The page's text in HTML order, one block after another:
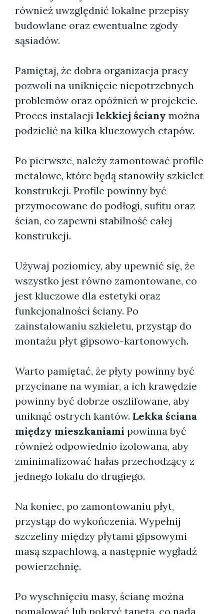
również uwzględnić lokalne przepisy
budowlane oraz ewentualne zgody
sąsiadów.
Pamiętaj, że dobra organizacja pracy
pozwoli na uniknięcie niepotrzebnych
problemów oraz opóźnień w projekcie.
Proces instalacji lekkiej ściany można
podzielić na kilka kluczowych etapów.
Po pierwsze, należy zamontować profile
metalowe, które będą stanowiły szkielet
konstrukcji. Profile powinny być
przymocowane do podłogi, sufitu oraz
ścian, co zapewni stabilność całej
konstrukcji.
Używaj poziomicy, aby upewnić się, że
wszystko jest równo zamontowane, co
jest kluczowe dla estetyki oraz
funkcjonalności ściany. Po
zainstalowaniu szkieletu, przystąp do
montażu płyt gipsowo-kartonowych.
Warto pamiętać, że płyty powinny być
przycinane na wymiar, a ich krawędzie
powinny być dobrze oszlifowane, aby
uniknąć ostrych kantów. Lekka ściana
między mieszkaniami powinna być
również odpowiednio izolowana, aby
zminimalizować hałas przechodzący z
jednego lokalu do drugiego.
Na koniec, po zamontowaniu płyt,
przystąp do wykończenia. Wypełnij
szczeliny między płytami gipsowymi
masą szpachlową, a następnie wygładź
powierzchnię.
Po wyschnięciu masy, ścianę można
pomalować lub pokryć tapetą, co nada